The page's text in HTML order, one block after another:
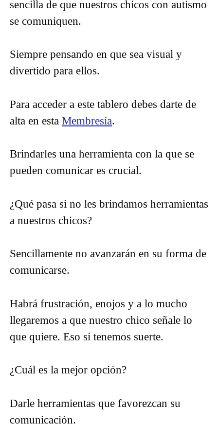
sencilla de que nuestros chicos con autismo
se comuniquen.
Siempre pensando en que sea visual y
divertido para ellos.
Para acceder a este tablero debes darte de
alta en esta Membresía.
Brindarles una herramienta con la que se
pueden comunicar es crucial.
¿Qué pasa si no les brindamos herramientas
a nuestros chicos?
Sencillamente no avanzarán en su forma de
comunicarse.
Habrá frustración, enojos y a lo mucho
llegaremos a que nuestro chico señale lo
que quiere. Eso sí tenemos suerte.
¿Cuál es la mejor opción?
Darle herramientas que favorezcan su
comunicación.